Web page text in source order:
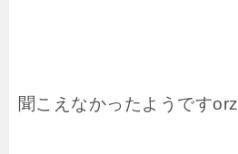
聞こえなかったようですorz